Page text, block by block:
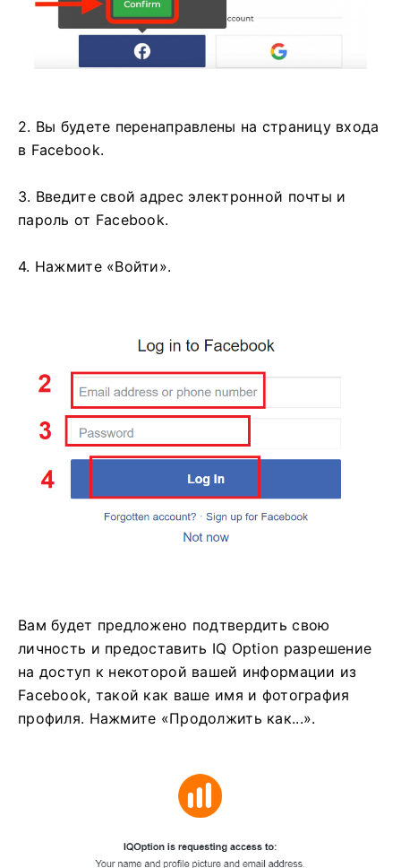
2. Вы будете перенаправлены на страницу входа
в Facebook.
3. Введите свой адрес электронной почты и
пароль от Facebook.
4. Нажмите «Войти».
Вам будет предложено подтвердить свою
личность и предоставить IQ Option разрешение
на доступ к некоторой вашей информации из
Facebook, такой как ваше имя и фотография
профиля. Нажмите «Продолжить как...».